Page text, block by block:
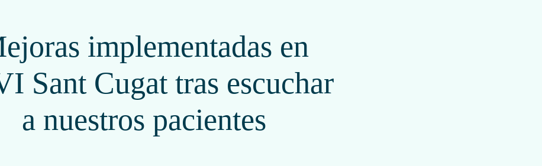
implementadas en
Sant Cugat tras escuchar
a nuestros pacientes